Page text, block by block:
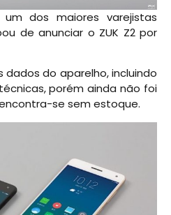
dos maiores varejistas
de anunciar o ZUK Z2 por
dados do aparelho, incluindo
porém ainda não foi
se sem estoque.